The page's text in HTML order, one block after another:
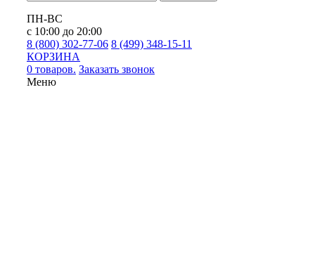
ПН-ВС
с 10:00 до 20:00
8 (800) 302-77-06 8 (499) 348-15-11
КОРЗИНА
0 товаров. Заказать звонок
Меню